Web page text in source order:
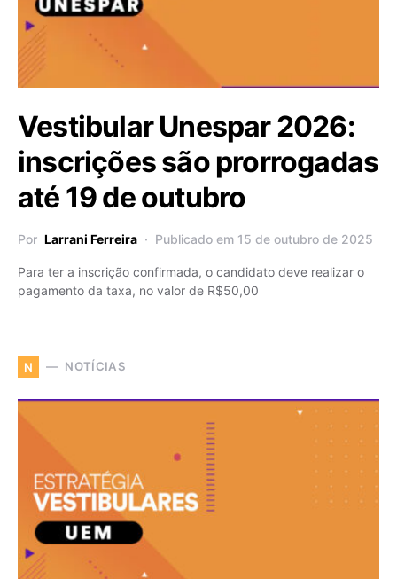
Vestibular Unespar 2026:
inscrições são prorrogadas
até 19 de outubro
Por Larrani Ferreira Publicado em 15 de outubro de 2025
Para ter a inscrição confirmada, o candidato deve realizar o
pagamento da taxa, no valor de R$50,00
N NOTÍCIAS